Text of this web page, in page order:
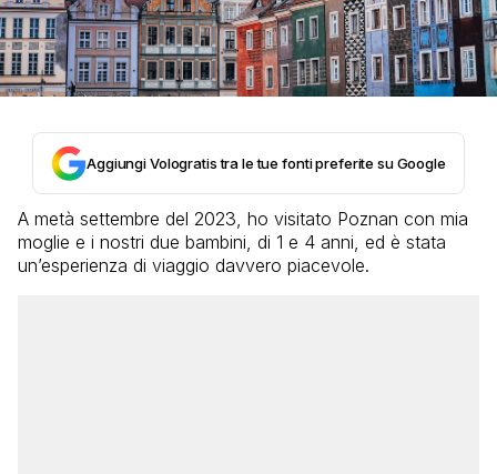
Aggiungi Vologratis tra le tue fonti preferite su Google
A metà settembre del 2023, ho visitato Poznan con mia
moglie e i nostri due bambini, di 1 e 4 anni, ed è stata
un’esperienza di viaggio davvero piacevole.